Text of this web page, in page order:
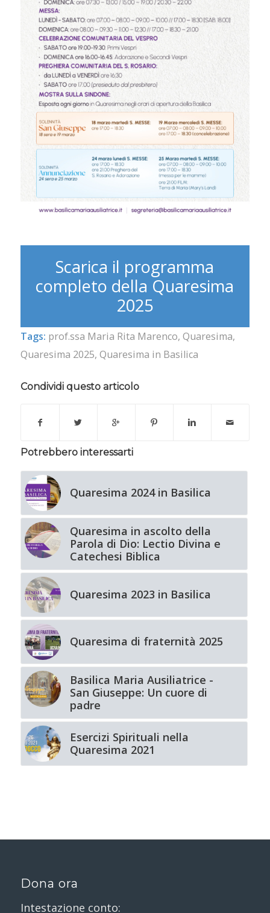
Scarica il programma
completo della Quaresima
2025
Tags: prof.ssa Maria Rita Marenco, Quaresima,
Quaresima 2025, Quaresima in Basilica
Condividi questo articolo
Potrebbero interessarti
Quaresima 2024 in Basilica
Quaresima in ascolto della
Parola di Dio: Lectio Divina e
Catechesi Biblica
Quaresima 2023 in Basilica
Quaresima di fraternità 2025
Basilica Maria Ausiliatrice -
San Giuseppe: Un cuore di
padre
Esercizi Spirituali nella
Quaresima 2021
Dona ora
Intestazione conto: